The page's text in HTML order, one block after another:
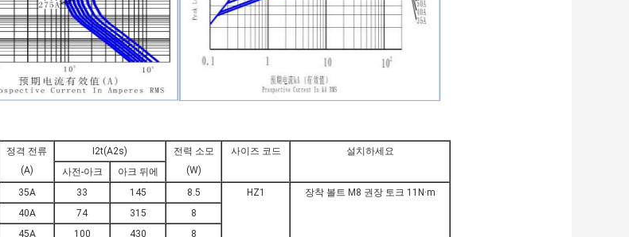
정격 전류
(A)
I2t(A2s)
전력 소모
(W)
사이즈 코드
설치하세요
사전-아크
아크 뒤에
35A 33 145 8.5 HZ1
장착 볼트 M8 권장 토크 11N·m
40A 74 315
8
45A 100 430
8